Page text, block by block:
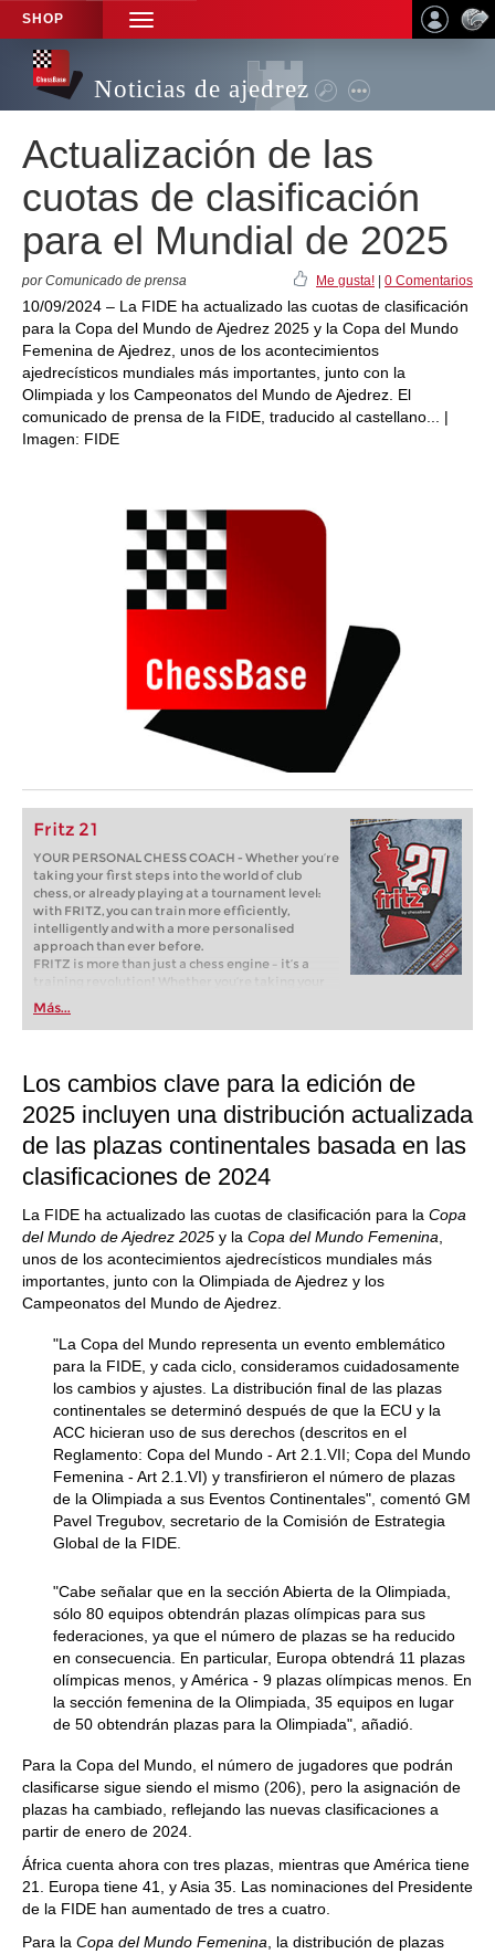
SHOP
TOGGLE
NAVIGATION
Noticias de ajedrez
Actualización de las
cuotas de clasificación
para el Mundial de 2025
por Comunicado de prensa Me gusta! 0 Comentarios
10/09/2024 – La FIDE ha actualizado las cuotas de clasificación
para la Copa del Mundo de Ajedrez 2025 y la Copa del Mundo
Femenina de Ajedrez, unos de los acontecimientos
ajedrecísticos mundiales más importantes, junto con la
Olimpiada y los Campeonatos del Mundo de Ajedrez. El
comunicado de prensa de la FIDE, traducido al castellano... |
Imagen: FIDE
Fritz 21
YOUR PERSONAL CHESS COACH - Whether you’re
taking your first steps into the world of club
chess, or already playing at a tournament level:
with FRITZ, you can train more efficiently,
intelligently and with a more personalised
approach than ever before.
FRITZ is more than just a chess engine – it’s a
training revolution! Whether you’re taking your
first steps into the world of club chess, or already
playing at a tournament level: with FRITZ, you can
train more efficiently, intelligently and with a
Más...
Los cambios clave para la edición de
2025 incluyen una distribución actualizada
de las plazas continentales basada en las
clasificaciones de 2024
La FIDE ha actualizado las cuotas de clasificación para la Copa
del Mundo de Ajedrez 2025 y la Copa del Mundo Femenina
unos de los acontecimientos ajedrecísticos mundiales más
importantes, junto con la Olimpiada de Ajedrez y los
Campeonatos del Mundo de Ajedrez.
"La Copa del Mundo representa un evento emblemático
para la FIDE, y cada ciclo, consideramos cuidadosamente
los cambios y ajustes. La distribución final de las plazas
continentales se determinó después de que la ECU y la
ACC hicieran uso de sus derechos (descritos en el
Reglamento: Copa del Mundo - Art 2.1.VII; Copa del Mundo
Femenina - Art 2.1.VI) y transfirieron el número de plazas
de la Olimpiada a sus Eventos Continentales", comentó GM
Pavel Tregubov, secretario de la Comisión de Estrategia
Global de la FIDE.
"Cabe señalar que en la sección Abierta de la Olimpiada,
sólo 80 equipos obtendrán plazas olímpicas para sus
federaciones, ya que el número de plazas se ha reducido
en consecuencia. En particular, Europa obtendrá 11 plazas
olímpicas menos, y América - 9 plazas olímpicas menos. En
la sección femenina de la Olimpiada, 35 equipos en lugar
de 50 obtendrán plazas para la Olimpiada", añadió.
Para la Copa del Mundo, el número de jugadores que podrán
clasificarse sigue siendo el mismo (206), pero la asignación de
plazas ha cambiado, reflejando las nuevas clasificaciones a
partir de enero de 2024.
África cuenta ahora con tres plazas, mientras que América tiene
21. Europa tiene 41, y Asia 35. Las nominaciones del Presidente
de la FIDE han aumentado de tres a cuatro.
Para la Copa del Mundo Femenina , la distribución de plazas